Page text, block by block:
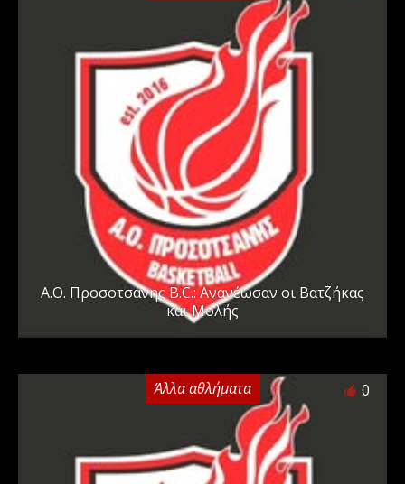
A.O. Προσοτσάνης B.C.: Ανανέωσαν οι Βατζήκας
και Μολής
Άλλα αθλήματα 0